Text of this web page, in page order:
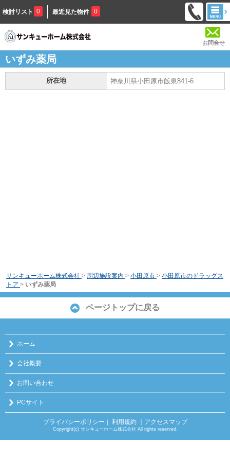
検討リスト 0 最近見た物件 0
お問合せ
いずみ薬局
所在地 神奈川県小田原市飯泉841-6
サンキューホーム株式会社 > 周辺施設案内 > 小田原市 > 小田原市のドラッグス
トア > いずみ薬局
ページトップに戻る
ホーム
会社概要
お問い合わせ
PCサイト
プライバシーポリシー ｜ 利用規約 ｜アクセスマップ
Copyright(c) サンキューホーム株式会社 All rights reserved.